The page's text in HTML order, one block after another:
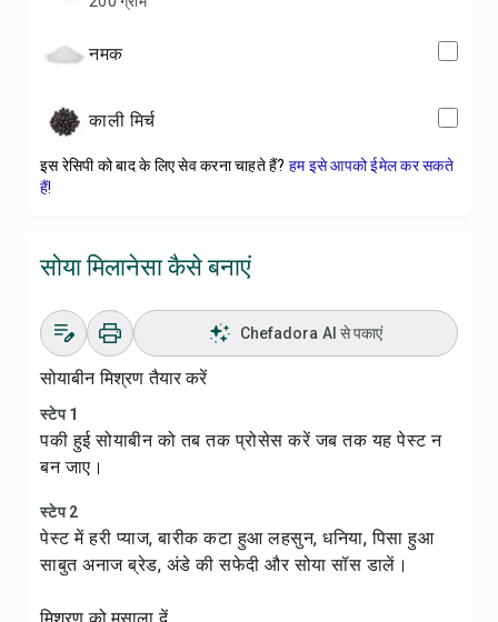
नमक
काली मिर्च
इस रेसिपी को बाद के लिए सेव करना चाहते हैं? हम इसे आपको ईमेल कर सकते
हैं!
सोया मिलानेसा कैसे बनाएं
Chefadora AI से पकाएं
सोयाबीन मिश्रण तैयार करें
स्टेप 1
पकी हुई सोयाबीन को तब तक प्रोसेस करें जब तक यह पेस्ट न
बन जाए।
स्टेप 2
पेस्ट में हरी प्याज, बारीक कटा हुआ लहसुन, धनिया, पिसा हुआ
साबुत अनाज ब्रेड, अंडे की सफेदी और सोया सॉस डालें।